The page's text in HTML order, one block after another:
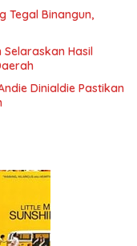
Tegal Binangun,
Selaraskan Hasil
Dinialdie Pastikan